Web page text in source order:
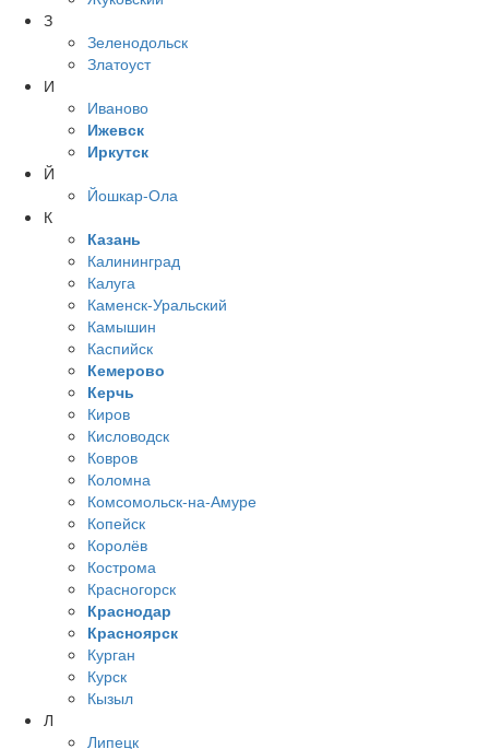
З
Зеленодольск
Златоуст
И
Иваново
Ижевск
Иркутск
Й
Йошкар-Ола
К
Казань
Калининград
Калуга
Каменск-Уральский
Камышин
Каспийск
Кемерово
Керчь
Киров
Кисловодск
Ковров
Коломна
Комсомольск-на-Амуре
Копейск
Королёв
Кострома
Красногорск
Краснодар
Красноярск
Курган
Курск
Кызыл
Л
Липецк